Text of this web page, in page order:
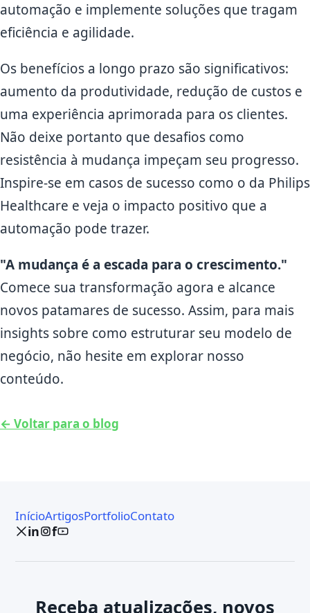
automação e implemente soluções que tragam
eficiência e agilidade.
Os benefícios a longo prazo são significativos:
aumento da produtividade, redução de custos e
uma experiência aprimorada para os clientes.
Não deixe portanto que desafios como
resistência à mudança impeçam seu progresso.
Inspire-se em casos de sucesso como o da Philips
Healthcare e veja o impacto positivo que a
automação pode trazer.
"A mudança é a escada para o crescimento."
Comece sua transformação agora e alcance
novos patamares de sucesso. Assim, para mais
insights sobre como estruturar seu modelo de
negócio, não hesite em explorar nosso
conteúdo.
← Voltar para o blog
InícioArtigosPortfolioContato
in f
Receba atualizações, novos